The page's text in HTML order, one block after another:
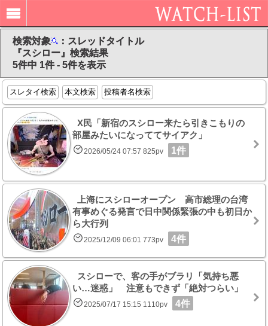
検索対象
：スレッドタイトル
『スシロー』検索結果
5件中 1件 - 5件を表示
スレタイ検索 本文検索 投稿者名検索
X民「新宿のスシロー来たら引きこもりの
部屋みたいになっててサイアク」
2026/05/24 07:57 825pv 1件
上海にスシローオープン 高市総理の台湾
有事めぐる発言で日中関係緊張の中も初日か
ら大行列
2025/12/09 06:01 773pv 4件
スシローで、客の手がブラリ「気持ち悪
い…迷惑」 注意もできず「絶対つらい」
2025/07/17 15:15 1110pv 4件